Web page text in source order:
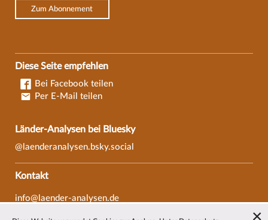
Zum Abonnement
Diese Seite empfehlen
Bei Facebook teilen
Per E-Mail teilen
Länder-Analysen bei Bluesky
@laenderanalysen.bsky.social
Kontakt
info@laender-analysen.de